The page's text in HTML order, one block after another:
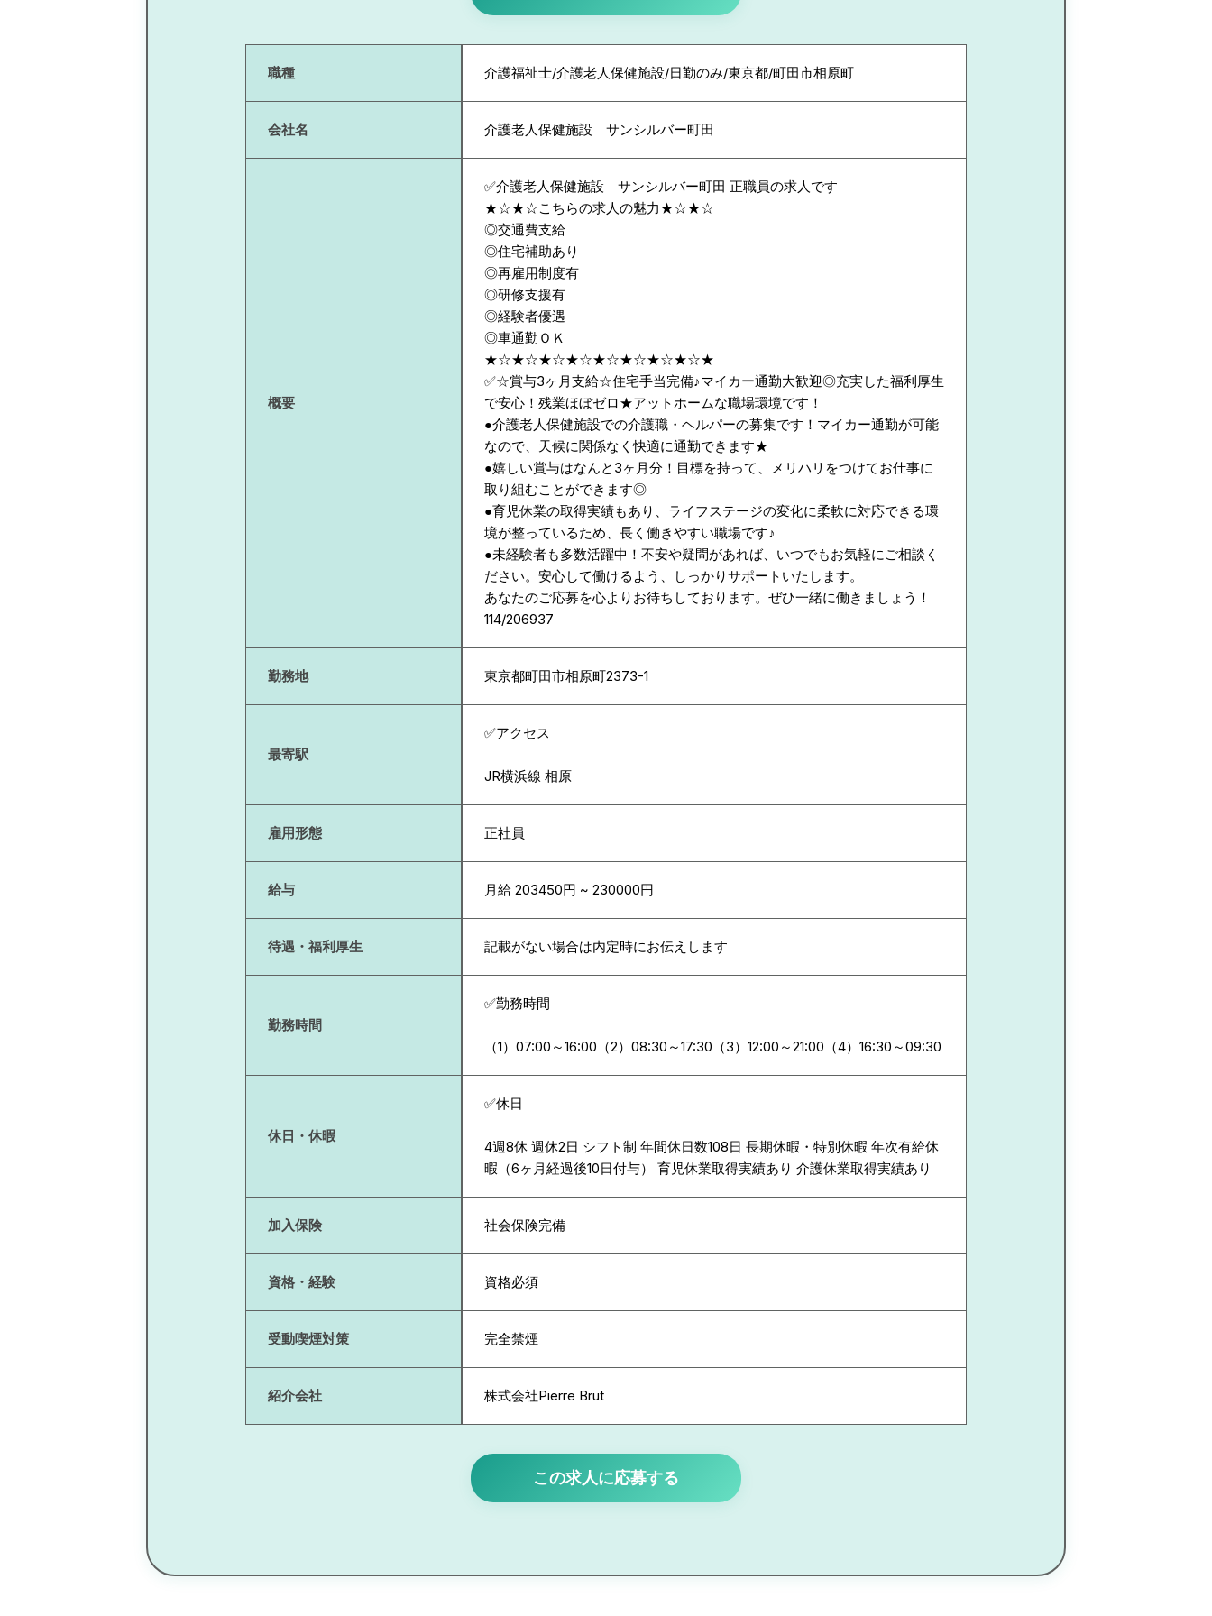
職種 介護福祉士/介護老人保健施設/日勤のみ/東京都/町田市相原町
会社名 介護老人保健施設 サンシルバー町田
概要
✅介護老人保健施設 サンシルバー町田 正職員の求人です
★☆★☆こちらの求人の魅力★☆★☆
◎交通費支給
◎住宅補助あり
◎再雇用制度有
◎研修支援有
◎経験者優遇
◎車通勤ＯＫ
★☆★☆★☆★☆★☆★☆★☆★☆★
✅☆賞与3ヶ月支給☆住宅手当完備♪マイカー通勤大歓迎◎充実した福利厚生
で安心！残業ほぼゼロ★アットホームな職場環境です！
●介護老人保健施設での介護職・ヘルパーの募集です！マイカー通勤が可能
なので、天候に関係なく快適に通勤できます★
●嬉しい賞与はなんと3ヶ月分！目標を持って、メリハリをつけてお仕事に
取り組むことができます◎
●育児休業の取得実績もあり、ライフステージの変化に柔軟に対応できる環
境が整っているため、長く働きやすい職場です♪
●未経験者も多数活躍中！不安や疑問があれば、いつでもお気軽にご相談く
ださい。安心して働けるよう、しっかりサポートいたします。
あなたのご応募を心よりお待ちしております。ぜひ一緒に働きましょう！
114/206937
勤務地 東京都町田市相原町2373-1
最寄駅
✅アクセス
JR横浜線 相原
雇用形態 正社員
給与 月給 203450円 ~ 230000円
待遇・福利厚生 記載がない場合は内定時にお伝えします
勤務時間
✅勤務時間
（1）07:00～16:00（2）08:30～17:30（3）12:00～21:00（4）16:30～09:30
休日・休暇
✅休日
4週8休 週休2日 シフト制 年間休日数108日 長期休暇・特別休暇 年次有給休
暇（6ヶ月経過後10日付与） 育児休業取得実績あり 介護休業取得実績あり
加入保険 社会保険完備
資格・経験 資格必須
受動喫煙対策 完全禁煙
紹介会社 株式会社Pierre Brut
この求人に応募する